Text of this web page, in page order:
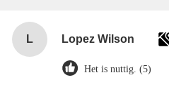
L Lopez Wilson
Het is nuttig. (5)